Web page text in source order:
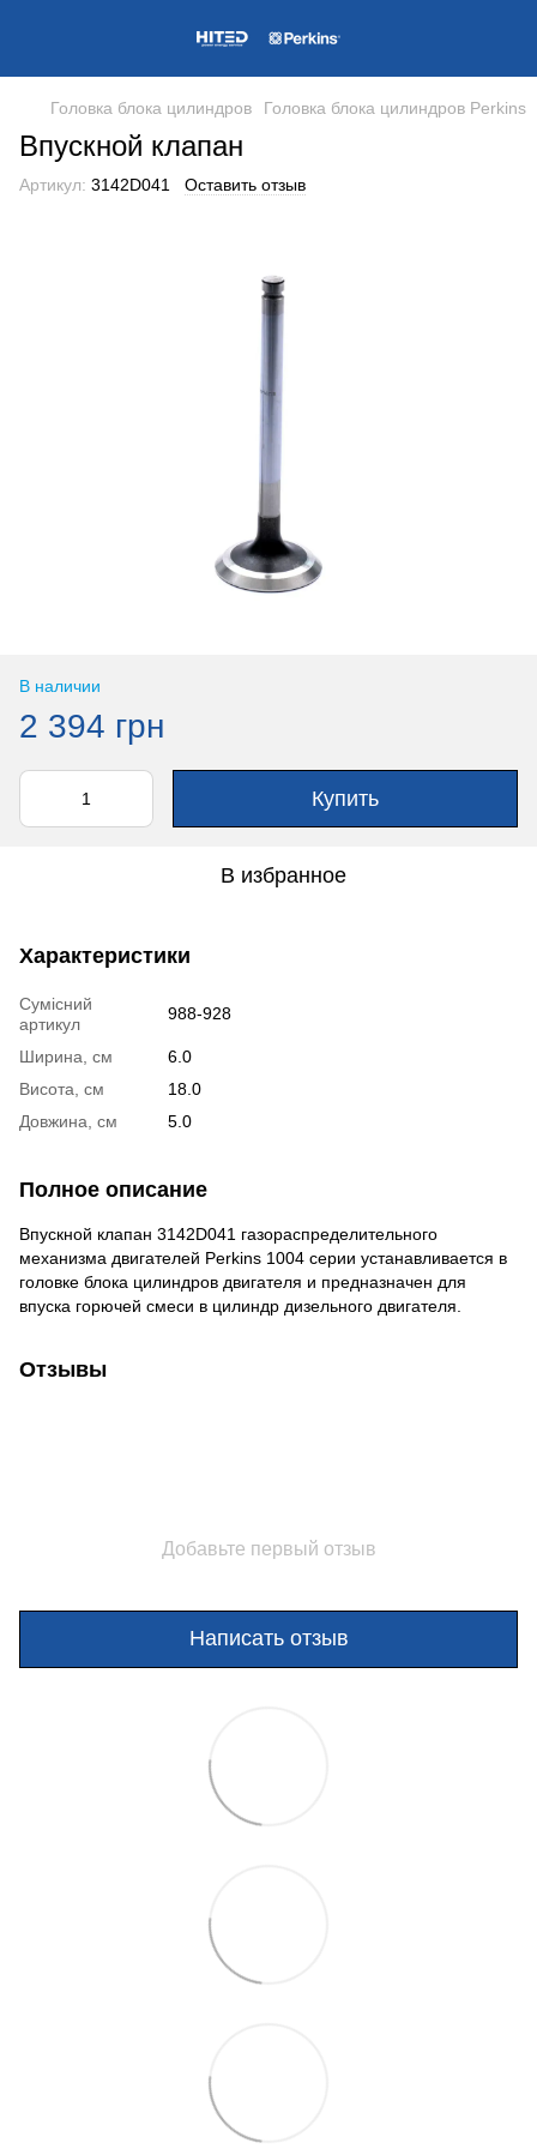
Головка блока цилиндров Головка блока цилиндров Perkins
Впускной клапан
Артикул: 3142D041 Оставить отзыв
В наличии
2 394 грн
Купить
В избранное
Характеристики
Сумісний
артикул
988-928
Ширина, см
6.0
Висота, см
18.0
Довжина, см
5.0
Полное описание
Впускной клапан 3142D041 газораспределительного
механизма двигателей Perkins 1004 серии устанавливается в
головке блока цилиндров двигателя и предназначен для
впуска горючей смеси в цилиндр дизельного двигателя.
Отзывы
Добавьте первый отзыв
Написать отзыв